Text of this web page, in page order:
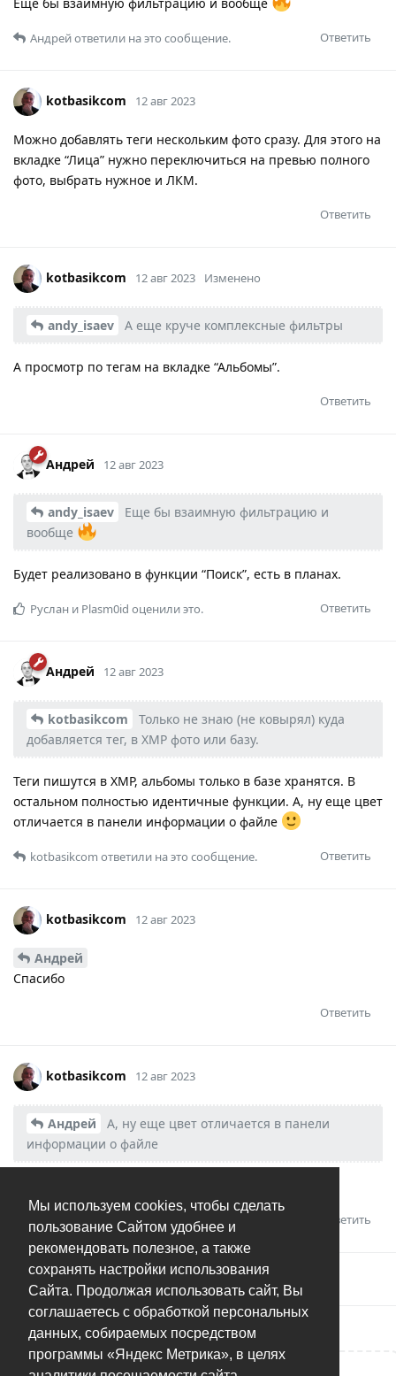
Мы используем cookies, чтобы сделать
пользование Сайтом удобнее и
рекомендовать полезное, а также
сохранять настройки использования
Сайта. Продолжая использовать сайт, Вы
соглашаетесь с обработкой персональных
данных, собираемых посредством
программы «Яндекс Метрика», в целях
Ответить
Андрейответили на это сообщение.
kotbasikcom 12 авг 2023
Можно добавлять теги нескольким фото сразу. Для этого на
вкладке “Лица” нужно переключиться на превью полного
фото, выбрать нужное и ЛКМ.
Ответить
kotbasikcom 12 авг 2023 Изменено
andy_isaev А еще круче комплексные фильтры
А просмотр по тегам на вкладке “Альбомы”.
Ответить
Андрей 12 авг 2023
andy_isaev
Еще бы взаимную фильтрацию и
вообще
Будет реализовано в функции “Поиск”, есть в планах.
Ответить
Руслан и Plasm0id оценили это.
Андрей 12 авг 2023
kotbasikcom
Только не знаю (не ковырял) куда
добавляется тег, в XMP фото или базу.
Теги пишутся в XMP, альбомы только в базе хранятся. В
остальном полностью идентичные функции. А, ну еще цвет
отличается в панели информации о файле
Ответить
kotbasikcom ответили на это сообщение.
kotbasikcom 12 авг 2023
Андрей
Спасибо
Ответить
kotbasikcom 12 авг 2023
Андрей
А, ну еще цвет отличается в панели
информации о файле
Ответить
Андрейдобавил(а) тег.